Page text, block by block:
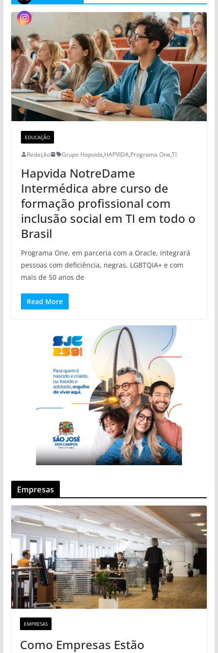
EDUCAÇÃO
Redação Grupo Hapvida,HAPVIDA,Programa One,TI
Hapvida NotreDame
Intermédica abre curso de
formação profissional com
inclusão social em TI em todo o
Brasil
Programa One, em parceria com a Oracle, integrará
pessoas com deficiência, negras, LGBTQIA+ e com
mais de 50 anos de
Read More
Empresas
EMPRESAS
Como Empresas Estão